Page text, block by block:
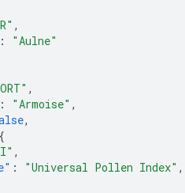
,
:
"Aulne"
,
: "Armoise" ,
,
{
,
: "Universal Pollen Index" ,